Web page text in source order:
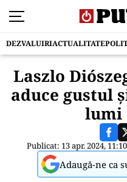
DEZVALUIRIACTUALITATE
Laszlo
aduce gustul
lumi
Publicat: 13 apr. 2024,
Adaugă-ne ca